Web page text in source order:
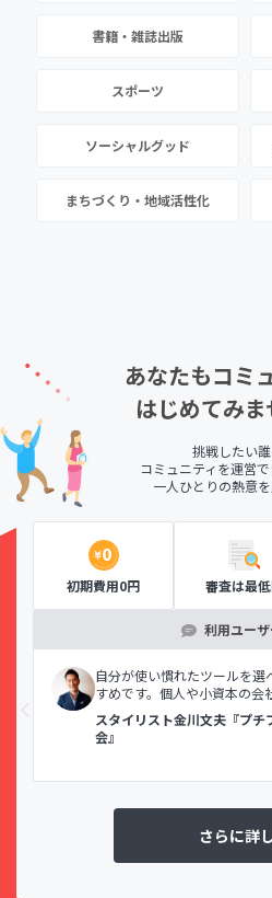
書籍・雑誌出版
スポーツ
ソーシャルグッド
まちづくり・地域活性化
あなたもコミ
はじめてみま
挑戦したい
コミュニティを運営で
一人ひとりの熱意
初期費用0円 審査は最
利用ユー
自分が使い慣れたツールを
すめです。個人や小資本の会
スタイリスト金川文夫『プ
会』
さらに詳